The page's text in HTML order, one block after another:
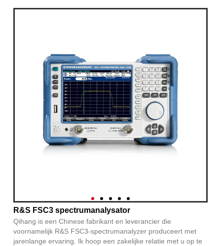
R&S FSC3 spectrumanalysator
Qihang is een Chinese fabrikant en leverancier die
voornamelijk R&S FSC3-spectrumanalyzer produceert met
jarenlange ervaring. Ik hoop een zakelijke relatie met u op te